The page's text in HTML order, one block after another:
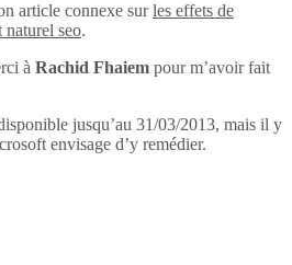
article connexe surles effets de
naturel seo.
à Rachid Fhaiem pour m’avoir fait
jusqu’au 31/03/2013, mais il y
envisage d’y remédier.